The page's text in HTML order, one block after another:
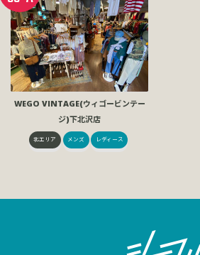
WEGO VINTAGE(ウィゴービンテー
ジ)下北沢店
北エリア メンズ レディース